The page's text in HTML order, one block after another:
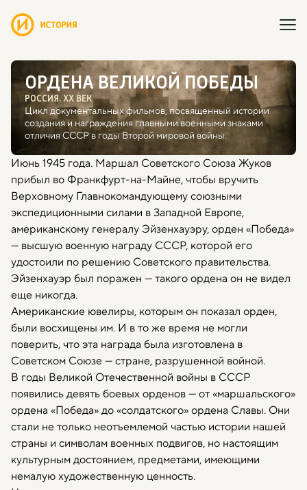
ОРДЕНА ВЕЛИКОЙ ПОБЕДЫ
РОССИЯ. ХХ ВЕК
Цикл документальных фильмов, посвященный истории
создания и награждения главными военными знаками
отличия СССР в годы Второй мировой войны.
Июнь 1945 года. Маршал Советского Союза Жуков
прибыл во Франкфурт-на-Майне, чтобы вручить
Верховному Главнокомандующему союзными
экспедиционными силами в Западной Европе,
американскому генералу Эйзенхауэру, орден «Победа»
— высшую военную награду СССР, которой его
удостоили по решению Советского правительства.
Эйзенхауэр был поражен — такого ордена он не видел
еще никогда.
Американские ювелиры, которым он показал орден,
были восхищены им. И в то же время не могли
поверить, что эта награда была изготовлена в
Советском Союзе — стране, разрушенной войной.
В годы Великой Отечественной войны в СССР
появились девять боевых орденов — от «маршальского»
ордена «Победа» до «солдатского» ордена Славы. Они
стали не только неотъемлемой частью истории нашей
страны и символам военных подвигов, но настоящим
культурным достоянием, предметами, имеющими
немалую художественную ценность.